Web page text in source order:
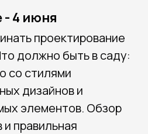
- 4 июня
проектирование
должно быть в саду:
со стилями
дизайнов и
элементов. Обзор
и правильная